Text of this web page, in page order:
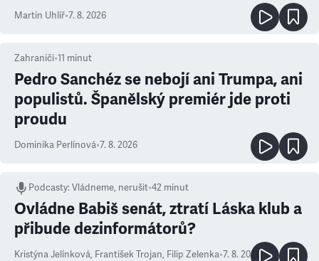
Martin Uhlíř•7. 8. 2026
Zahraničí•11 minut
Pedro Sanchéz se nebojí ani Trumpa, ani
populistů. Španělský premiér jde proti
proudu
Dominika Perlínová•7. 8. 2026
Podcasty:Vládneme, nerušit•42 minut
Ovládne Babiš senát, ztratí Láska klub a
přibude dezinformátorů?
Kristýna Jelínková, František Trojan, Filip Zelenka•7. 8. 2026